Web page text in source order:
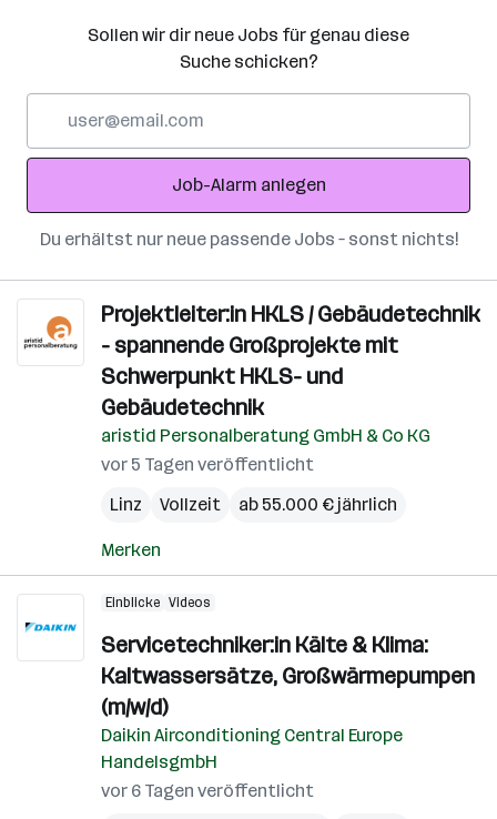
Sollen wir dir neue Jobs für genau diese
Suche schicken?
Adresse
Job-Alarm anlegen
Du erhältst nur neue passende Jobs – sonst nichts!
Projektleiter:in HKLS / Gebäudetechnik
- spannende Großprojekte mit
Schwerpunkt HKLS- und
Gebäudetechnik
aristid Personalberatung GmbH & Co KG
vor 5 Tagen veröffentlicht
Linz
Vollzeit ab 55.000 € jährlich
Merken
Einblicke Videos
Servicetechniker:in Kälte & Klima:
Kaltwassersätze, Großwärmepumpen
(m/w/d)
Daikin Airconditioning Central Europe
HandelsgmbH
vor 6 Tagen veröffentlicht